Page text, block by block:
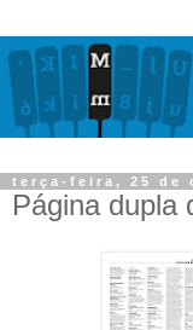
terça-feira, 25 de
Página dupla